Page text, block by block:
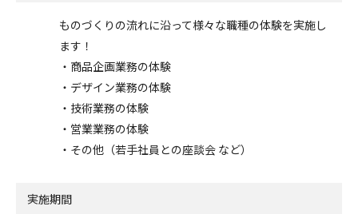
ものづくりの流れに沿って様々な職種の体験を実施し
ます！
・商品企画業務の体験
・デザイン業務の体験
・技術業務の体験
・営業業務の体験
・その他（若手社員との座談会 など）
実施期間